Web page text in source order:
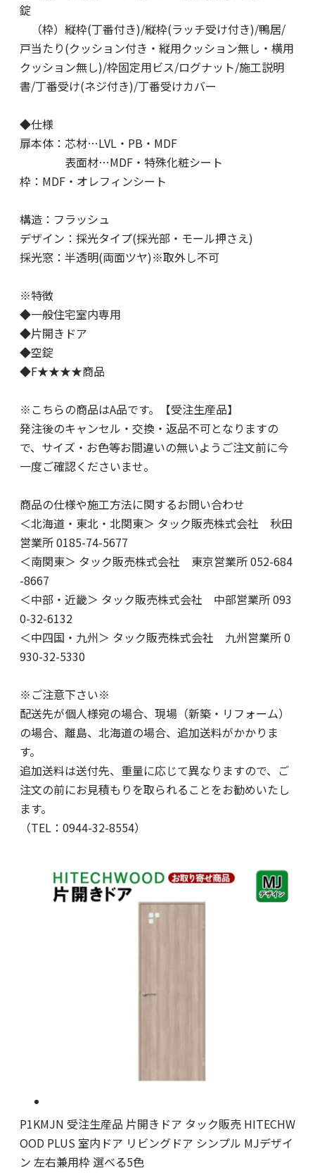
錠
（枠）縦枠(丁番付き)/縦枠(ラッチ受け付き)/鴨居/
戸当たり(クッション付き・縦用クッション無し・横用
クッション無し)/枠固定用ビス/ログナット/施工説明
書/丁番受け(ネジ付き)/丁番受けカバー
◆仕様
扉本体：芯材…LVL・PB・MDF
表面材…MDF・特殊化粧シート
枠：MDF・オレフィンシート
構造：フラッシュ
デザイン：採光タイプ(採光部・モール押さえ)
採光窓：半透明(両面ツヤ)※取外し不可
※特徴
◆一般住宅室内専用
◆片開きドア
◆空錠
◆F★★★★商品
※こちらの商品はA品です。【受注生産品】
発注後のキャンセル・交換・返品不可となりますの
で、サイズ・お色等お間違いの無いようご注文前に今
一度ご確認くださいませ。
商品の仕様や施工方法に関するお問い合わせ
＜北海道・東北・北関東＞ タック販売株式会社 秋田
営業所 0185-74-5677
＜南関東＞ タック販売株式会社 東京営業所 052-684
-8667
＜中部・近畿＞ タック販売株式会社 中部営業所 093
0-32-6132
＜中四国・九州＞ タック販売株式会社 九州営業所 0
930-32-5330
※ご注意下さい※
配送先が個人様宛の場合、現場（新築・リフォーム）
の場合、離島、北海道の場合、追加送料がかかりま
す。
追加送料は送付先、重量に応じて異なりますので、ご
注文の前にお見積もりを取られることをお勧めいたし
ます。
（TEL：0944-32-8554）
P1KMJN 受注生産品 片開きドア タック販売 HITECHW
OOD PLUS 室内ドア リビングドア シンプル MJデザイ
ン 左右兼用枠 選べる5色